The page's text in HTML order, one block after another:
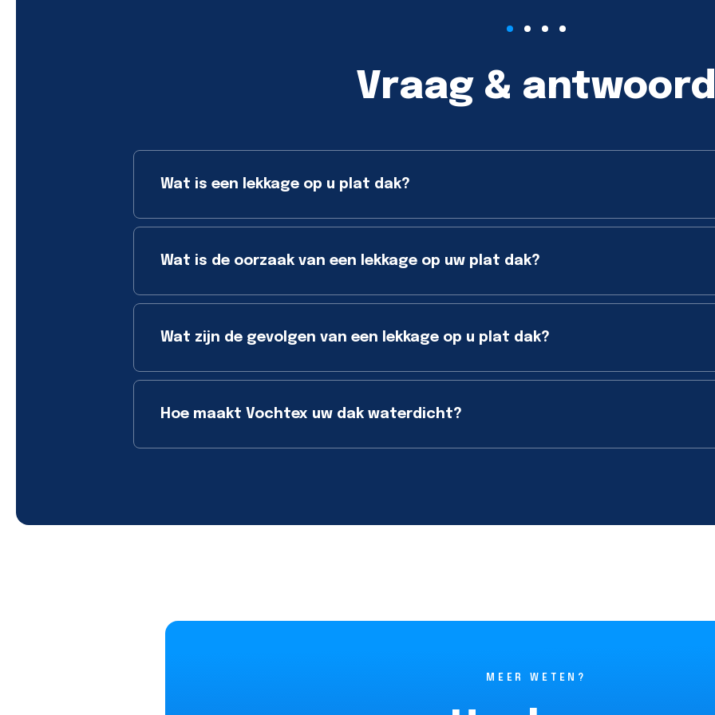
Vraag &
Wat is een lekkage op u plat dak?
Wat is de oorzaak van een lekkage op uw plat dak?
Wat zijn de gevolgen van een lekkage op u plat dak?
Hoe maakt Vochtex uw dak waterdicht?
MEER WETEN?